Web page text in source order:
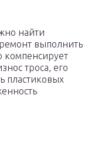
найти
выполнить
компенсирует
троса, его
пластиковых